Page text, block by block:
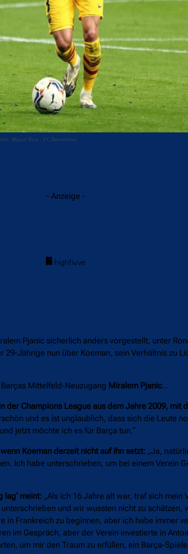
Miguel Ruiz - FC Barcelona)
- Anzeige -
Pjanic sicherlich anders vorgestellt, unter
29-Jährige nun über Koeman, sein Verhältnis zu
Mittelfeld-Neuzugang Miralem Pjanic…
der Champions League aus dem Jahre 2009, mit
und es ist unglaublich, dass sich die Leute
jetzt möchte ich es für Barça tun.“
Koeman derzeit nicht auf ihn setzt: „Ja,
Ich habe unterschrieben, um bei einem Verein
lag‘ meint: „Als ich 16 Jahre alt war, traf sich
und wir wussten nicht zu schätzen,
in Frankreich zu beginnen, aber ich habe immer
im Gespräch, aber der Verein investierte in
um mir den Traum zu erfüllen, ein Barça-